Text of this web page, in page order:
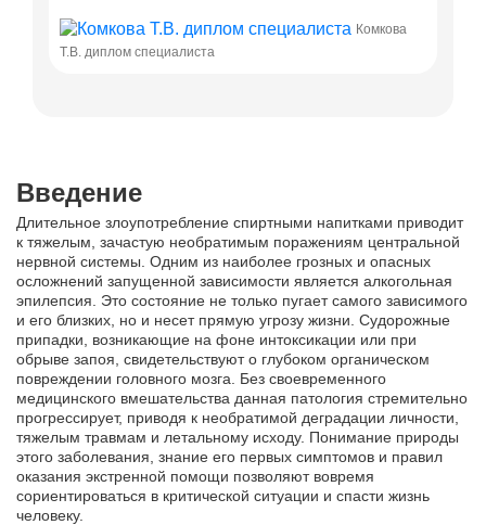
Комкова
Т.В. диплом специалиста
Введение
Длительное злоупотребление спиртными напитками приводит
к тяжелым, зачастую необратимым поражениям центральной
нервной системы. Одним из наиболее грозных и опасных
осложнений запущенной зависимости является алкогольная
эпилепсия. Это состояние не только пугает самого зависимого
и его близких, но и несет прямую угрозу жизни. Судорожные
припадки, возникающие на фоне интоксикации или при
обрыве запоя, свидетельствуют о глубоком органическом
повреждении головного мозга. Без своевременного
медицинского вмешательства данная патология стремительно
прогрессирует, приводя к необратимой деградации личности,
тяжелым травмам и летальному исходу. Понимание природы
этого заболевания, знание его первых симптомов и правил
оказания экстренной помощи позволяют вовремя
сориентироваться в критической ситуации и спасти жизнь
человеку.